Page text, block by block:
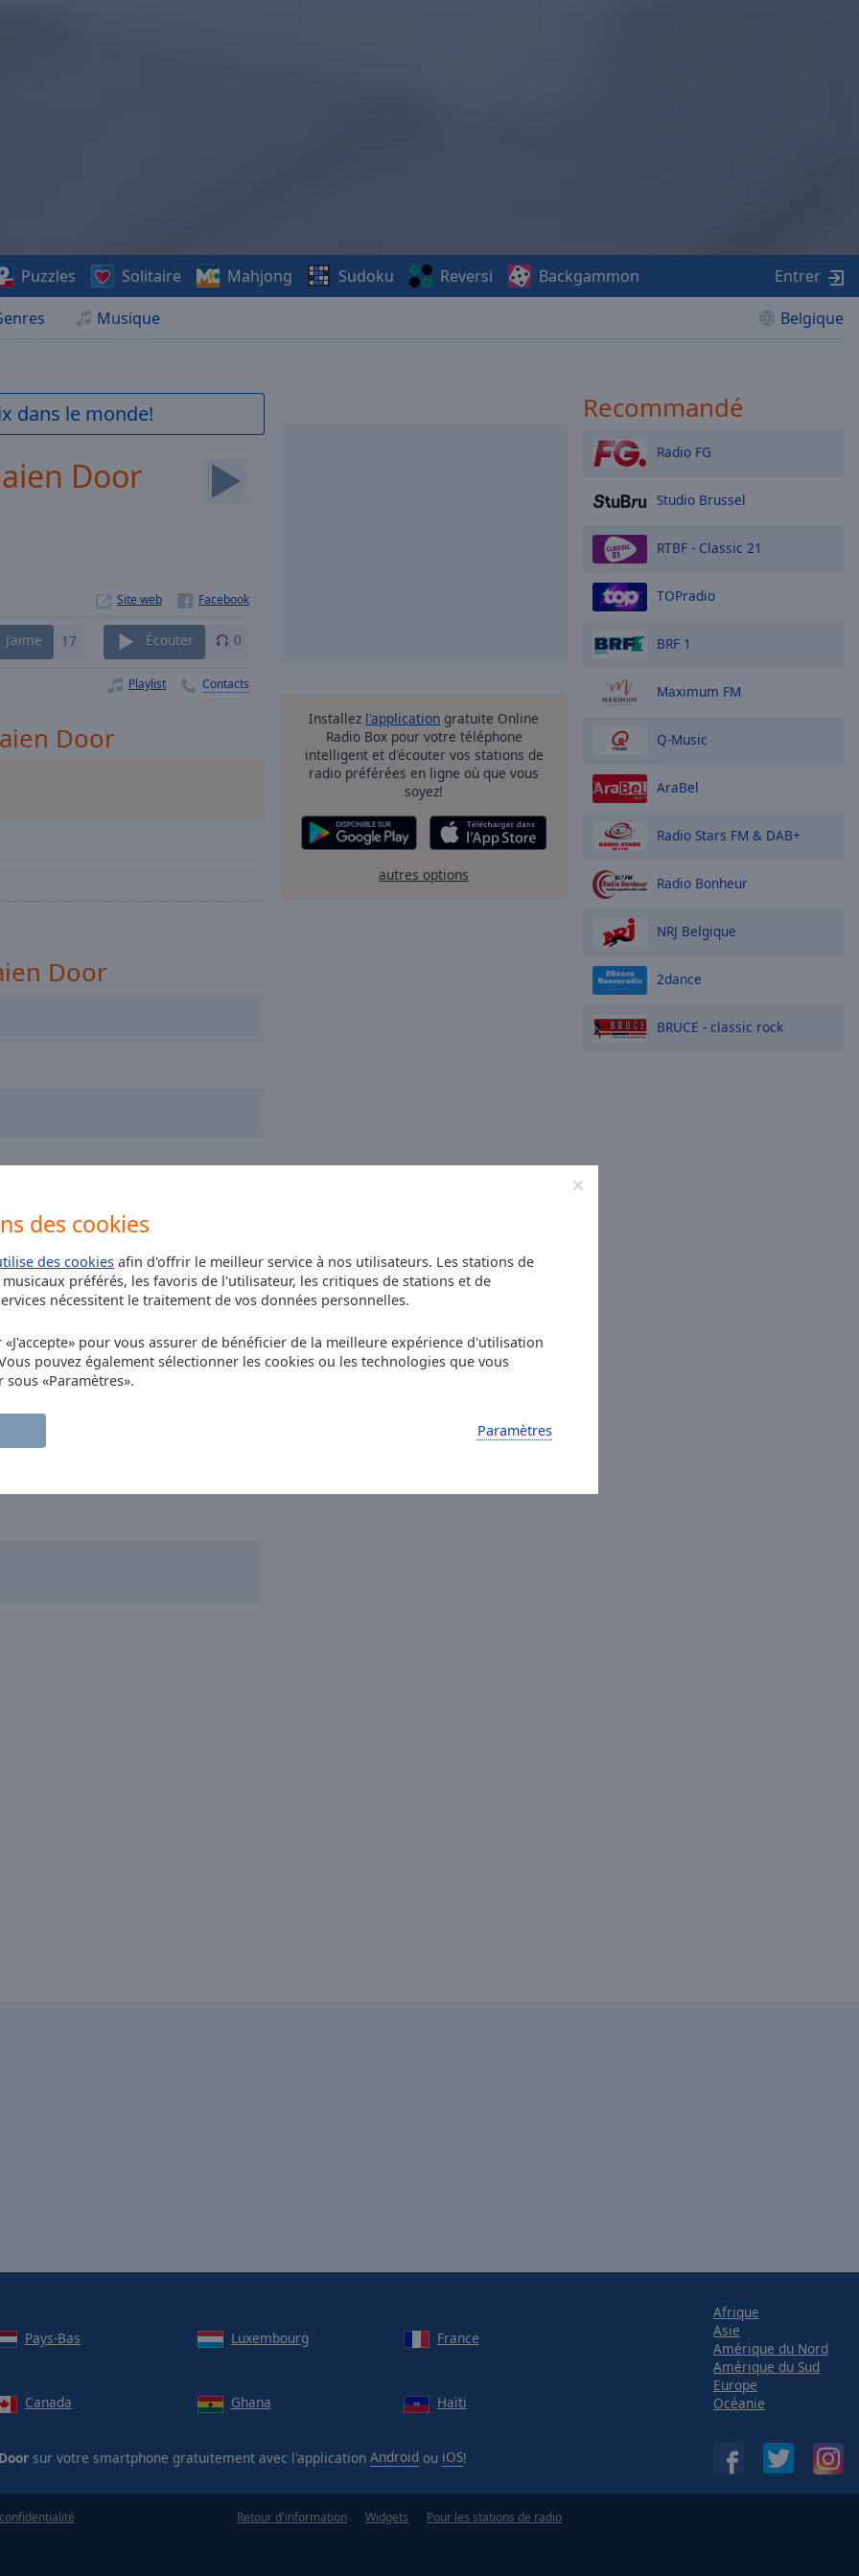
des cookies
des cookies afin d'offrir le meilleur service à nos utilisateurs. Les stations de
préférés, les favoris de l'utilisateur, les critiques de stations et de
nécessitent le traitement de vos données personnelles.
pour vous assurer de bénéficier de la meilleure expérience d'utilisation
pouvez également sélectionner les cookies ou les technologies que vous
«Paramètres».
Paramètres
Musique Belgique
Puzzles Solitaire Mahjong Sudoku Reversi Backgammon Entrer
dans le monde!
Door
Site web
J’aime 17 Écouter 0
Playlist Contacts
Door
Door
Installez l'application gratuite Online
Radio Box pour votre téléphone
intelligent et d'écouter vos stations de
radio préférées en ligne où que vous
soyez!
autres options
Recommandé
Radio FG
Studio Brussel
RTBF - Classic 21
TOPradio
BRF 1
Maximum FM
Q-Music
AraBel
Radio Stars FM & DAB+
Radio Bonheur
NRJ Belgique
2dance
BRUCE - classic rock
Pays-Bas Luxembourg France
Canada Ghana Haïti
sur votre smartphone gratuitement avec l'application Android ou iOS!
Afrique
Asie
Amérique du Nord
Amérique du Sud
Europe
Océanie
Retour d'information Widgets Pour les stations de radio